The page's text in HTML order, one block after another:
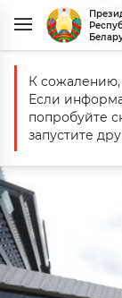
Главная
К сожалению,
Если
попробуйте
запустите